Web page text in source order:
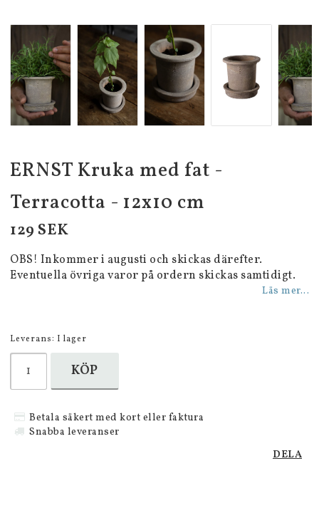
ERNST Kruka med fat -
Terracotta - 12x10 cm
129 SEK
OBS! Inkommer i augusti och skickas därefter.
Eventuella övriga varor på ordern skickas samtidigt.
Läs mer...
Leverans: I lager
KÖP
Betala säkert med kort eller faktura
Snabba leveranser
DELA